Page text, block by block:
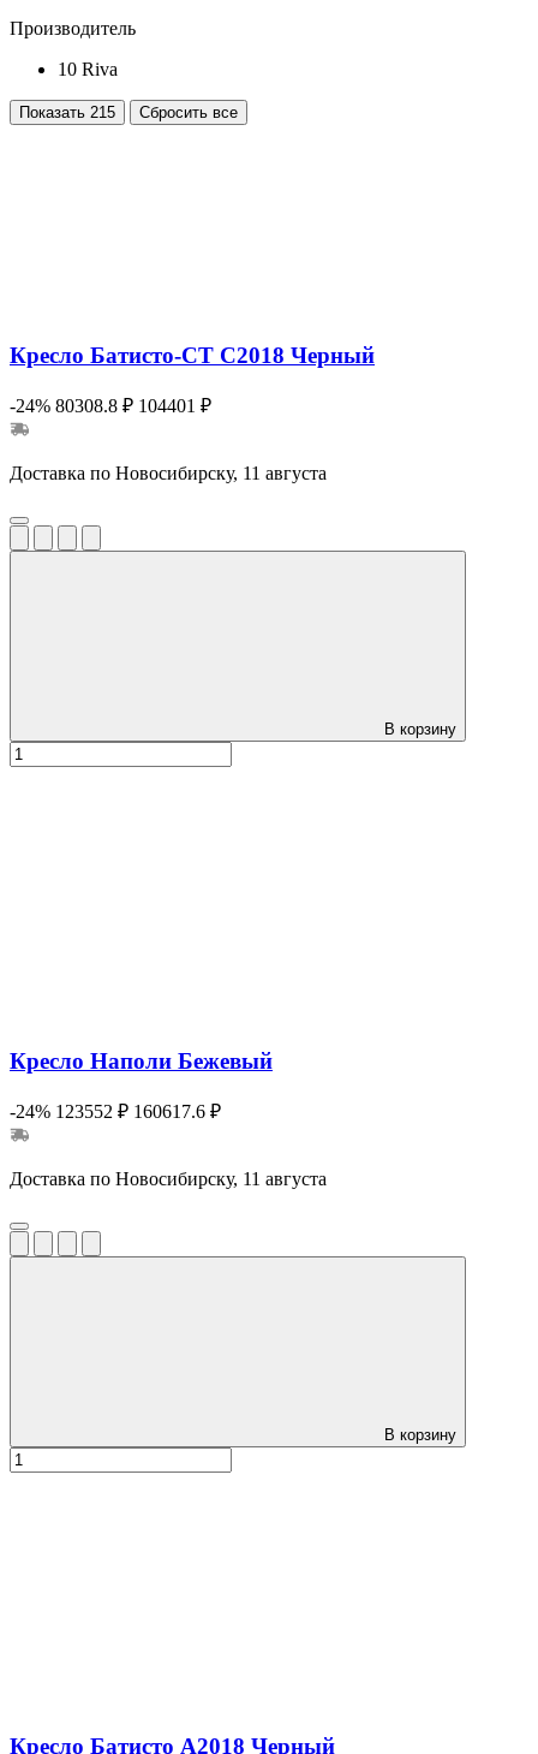
Производитель
10 Riva
Показать 215 Сбросить все
Кресло Батисто-СТ С2018 Черный
-24% 80308.8 ₽ 104401 ₽
Доставка по Новосибирску, 11 августа
В корзину
Кресло Наполи Бежевый
-24% 123552 ₽ 160617.6 ₽
Доставка по Новосибирску, 11 августа
В корзину
Кресло Батисто А2018 Черный